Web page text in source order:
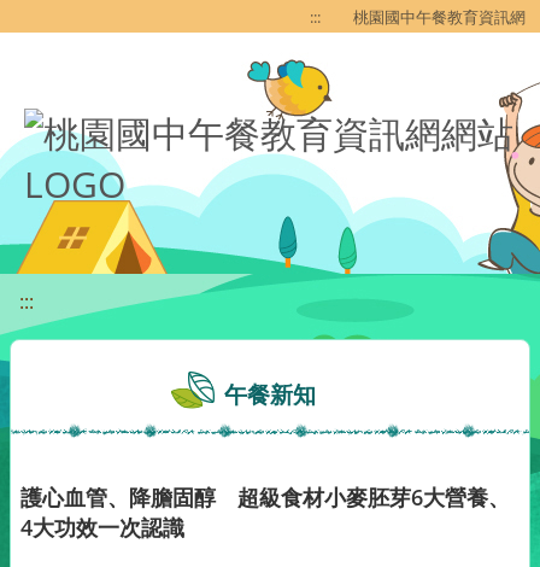
::: 桃園國中午餐教育資訊網
:::
午餐新知
護心血管、降膽固醇 超級食材小麥胚芽6大營養、
4大功效一次認識